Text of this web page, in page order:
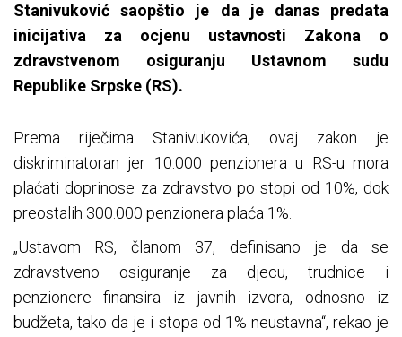
Stanivuković saopštio je da je danas predata
inicijativa za ocjenu ustavnosti Zakona o
zdravstvenom osiguranju Ustavnom sudu
Republike Srpske (RS).
Prema riječima Stanivukovića, ovaj zakon je
diskriminatoran jer 10.000 penzionera u RS-u mora
plaćati doprinose za zdravstvo po stopi od 10%, dok
preostalih 300.000 penzionera plaća 1%.
„Ustavom RS, članom 37, definisano je da se
zdravstveno osiguranje za djecu, trudnice i
penzionere finansira iz javnih izvora, odnosno iz
budžeta, tako da je i stopa od 1% neustavna“, rekao je